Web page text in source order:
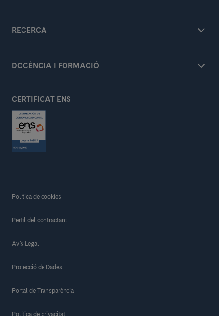
RECERCA
DOCÈNCIA I FORMACIÓ
CERTIFICAT ENS
Política de cookies
Perfil del contractant
Avís Legal
Protecció de Dades
Portal de Transparència
Política de privacitat